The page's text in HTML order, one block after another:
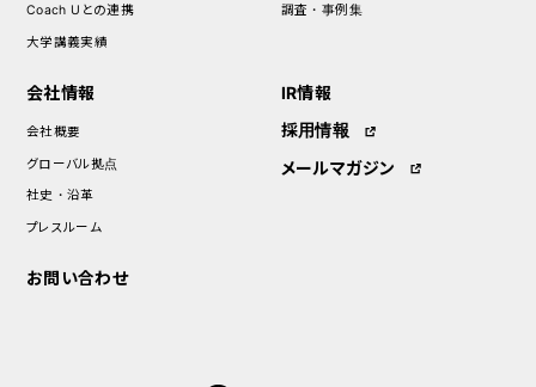
Coach Uとの連携
大学講義実績
調査・事例集
会社情報
会社概要
グローバル拠点
社史・沿革
プレスルーム
IR情報
採用情報
メールマガジン
お問い合わせ